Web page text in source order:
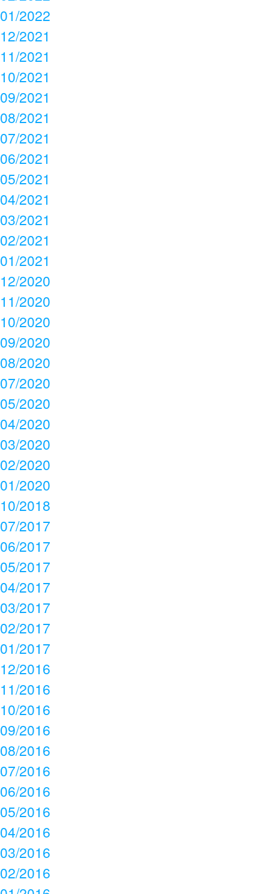
01/2022
12/2021
11/2021
10/2021
09/2021
08/2021
07/2021
06/2021
05/2021
04/2021
03/2021
02/2021
01/2021
12/2020
11/2020
10/2020
09/2020
08/2020
07/2020
05/2020
04/2020
03/2020
02/2020
01/2020
10/2018
07/2017
06/2017
05/2017
04/2017
03/2017
02/2017
01/2017
12/2016
11/2016
10/2016
09/2016
08/2016
07/2016
06/2016
05/2016
04/2016
03/2016
02/2016